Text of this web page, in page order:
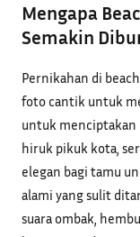
Mengapa
Semakin
Pernikahan di
foto cantik untuk
untuk menciptakan
hiruk pikuk kota,
elegan bagi tamu
alami yang sulit
suara ombak,